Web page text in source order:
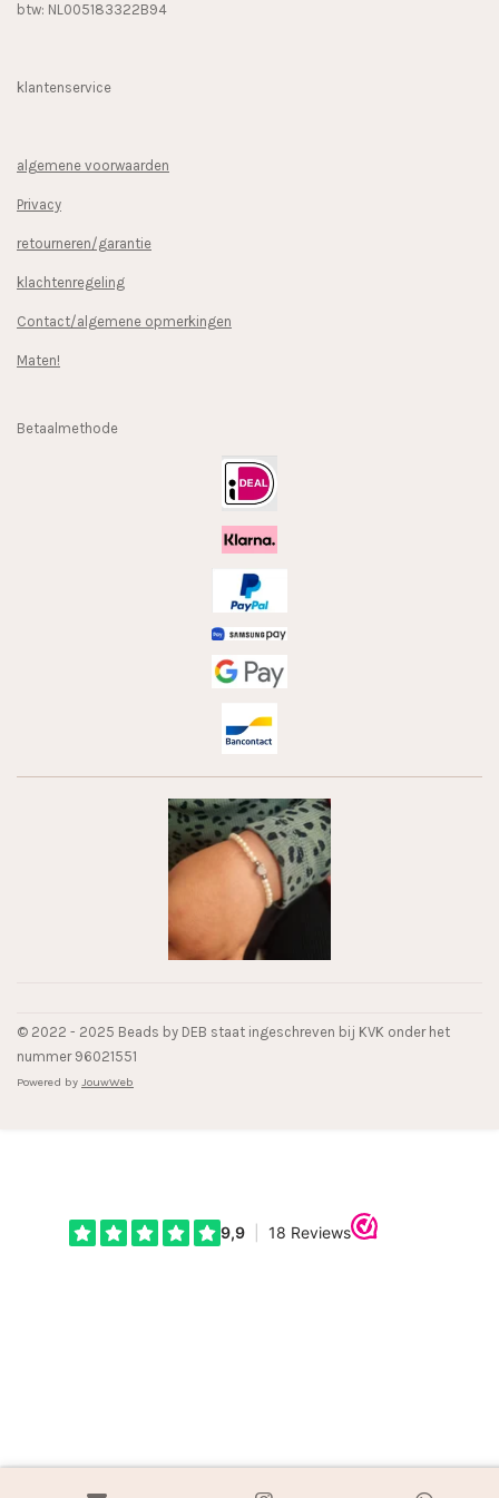
btw: NL005183322B94
klantenservice
algemene voorwaarden
Privacy
retourneren/garantie
klachtenregeling
Contact/algemene opmerkingen
Maten!
Betaalmethode
© 2022 - 2025 Beads by DEB staat ingeschreven bij KVK onder het
nummer 96021551
Powered by JouwWeb